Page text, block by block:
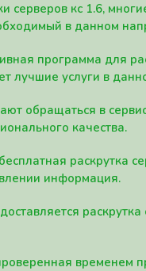
серверов кс 1.6,
в данном
программа для
лучшие услуги в
обращаться в
качества.
раскрутка
информация.
временем